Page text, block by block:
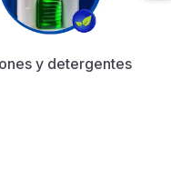
y detergentes